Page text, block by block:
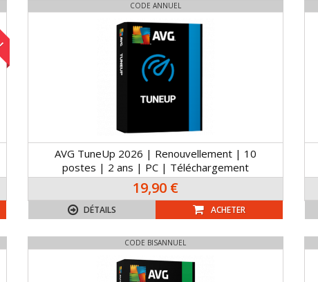
!
CODE ANNUEL
AVG TuneUp 2026 | Renouvellement | 10
postes | 2 ans | PC | Téléchargement
19,90 €
DÉTAILS ACHETER
CODE BISANNUEL